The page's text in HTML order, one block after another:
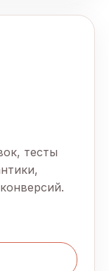
тесты